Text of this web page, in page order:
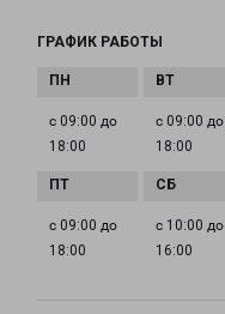
ГРАФИК РАБОТЫ
с 09:00 до
18:00
с 09:00 до
18:00
с 09:00 до
18:00
с 10:00 до
16:00